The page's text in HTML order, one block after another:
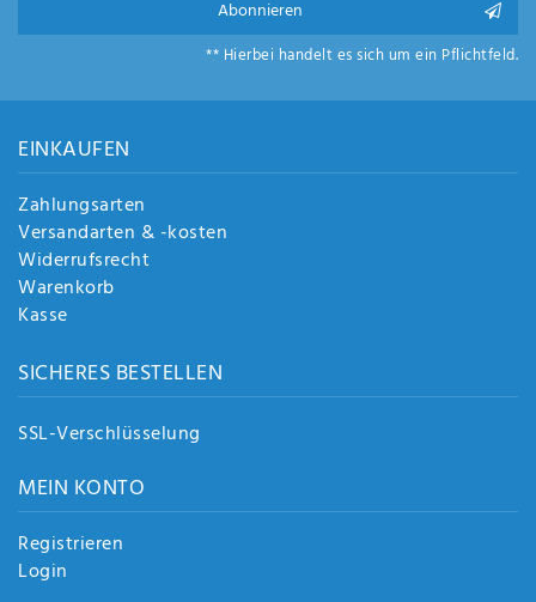
Abonnieren
** Hierbei handelt es sich um ein Pflichtfeld.
EINKAUFEN
Zahlungsarten
Versandarten & -kosten
Widerrufsrecht
Warenkorb
Kasse
SICHERES BESTELLEN
SSL-Verschlüsselung
MEIN KONTO
Registrieren
Login